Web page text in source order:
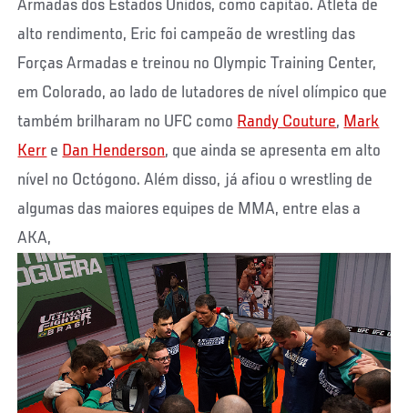
Armadas dos Estados Unidos, como capitão. Atleta de
alto rendimento, Eric foi campeão de wrestling das
Forças Armadas e treinou no Olympic Training Center,
em Colorado, ao lado de lutadores de nível olímpico que
também brilharam no UFC como Randy Couture, Mark
Kerr e Dan Henderson, que ainda se apresenta em alto
nível no Octógono. Além disso, já afiou o wrestling de
algumas das maiores equipes de MMA, entre elas a
AKA,